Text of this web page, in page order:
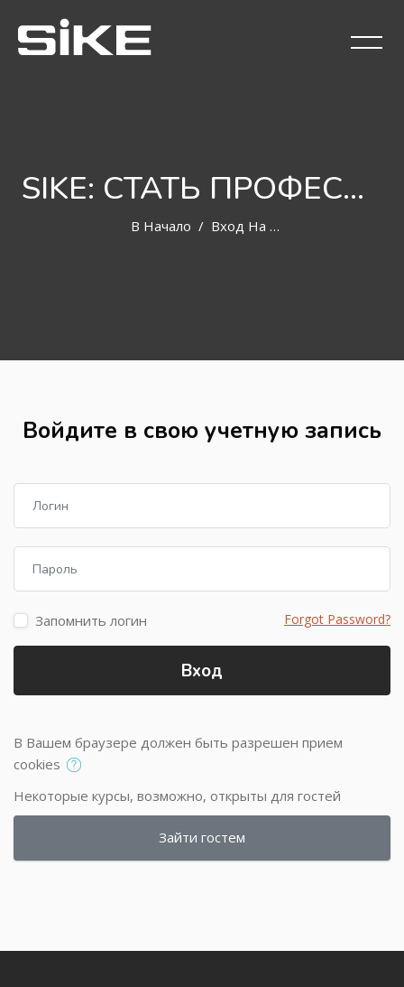
SIKE: СТАТЬ ПРОФЕССИОНАЛОМ МОЖЕТ КАЖДЫЙ
В Начало Вход На Сайт
Войдите в свою учетную запись
Запомнить логин Forgot Password?
Вход
В Вашем браузере должен быть разрешен прием
cookies
Некоторые курсы, возможно, открыты для гостей
Зайти гостем